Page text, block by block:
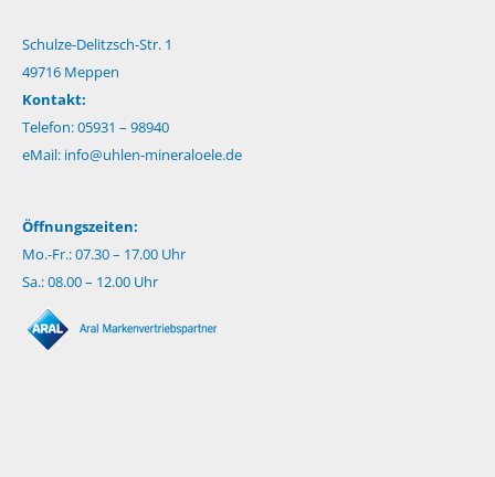
Schulze-Delitzsch-Str. 1
49716 Meppen
Kontakt:
Telefon: 05931 – 98940
eMail: info@uhlen-mineraloele.de
Öffnungszeiten:
Mo.-Fr.: 07.30 – 17.00 Uhr
Sa.: 08.00 – 12.00 Uhr